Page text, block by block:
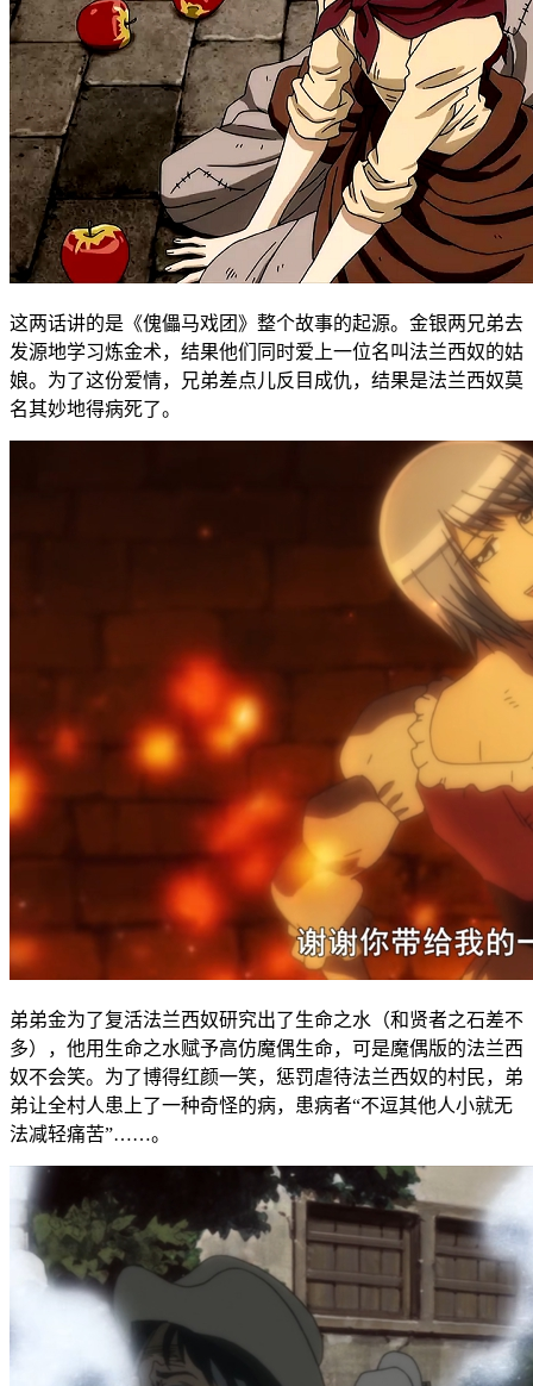
这两话讲的是《傀儡马戏团》整个故事的起源。金银两兄弟去
发源地学习炼金术，结果他们同时爱上一位名叫法兰西奴的姑
娘。为了这份爱情，兄弟差点儿反目成仇，结果是法兰西奴莫
名其妙地得病死了。
弟弟金为了复活法兰西奴研究出了生命之水（和贤者之石差不
多），他用生命之水赋予高仿魔偶生命，可是魔偶版的法兰西
奴不会笑。为了博得红颜一笑，惩罚虐待法兰西奴的村民，弟
弟让全村人患上了一种奇怪的病，患病者“不逗其他人小就无
法减轻痛苦”……。